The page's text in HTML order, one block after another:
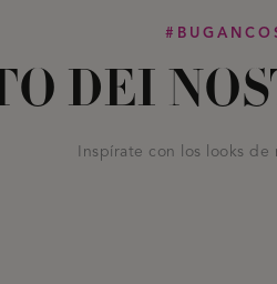
DEI
Inspírate con los looks de